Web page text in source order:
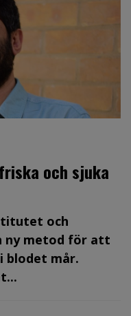
och sjuka
och
ny metod för att
blodet mår.